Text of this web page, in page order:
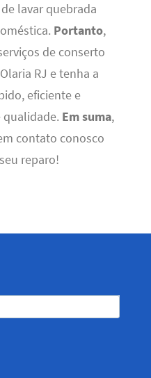
lavar quebrada
Portanto,
de conserto
RJ e tenha a
eficiente e
qualidade. Em suma,
contato conosco
reparo!